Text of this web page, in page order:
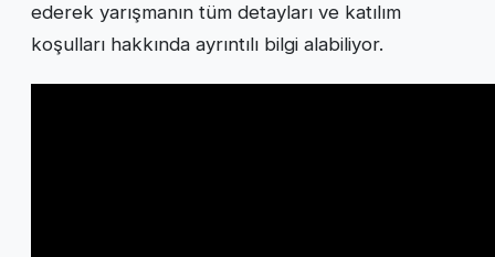
ederek yarışmanın tüm detayları ve katılım
koşulları hakkında ayrıntılı bilgi alabiliyor.